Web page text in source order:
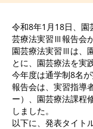
令和8年1月18日、園
芸療法実習Ⅲ報告会
園芸療法実習Ⅲは、
とに、園芸療法を実
今年度は通学制8名
報告会は、実習指導
ー）、園芸療法課程
しました。
以下に、発表タイト